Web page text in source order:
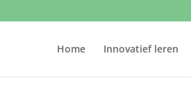
Home Innovatief leren